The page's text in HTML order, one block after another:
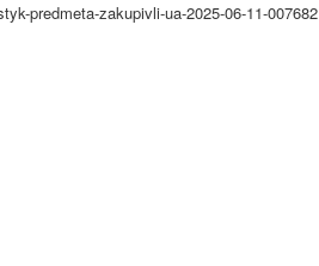
predmeta-zakupivli-ua-2025-06-11-007682